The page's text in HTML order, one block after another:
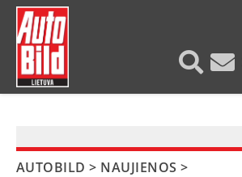
AUTOBILD > NAUJIENOS >